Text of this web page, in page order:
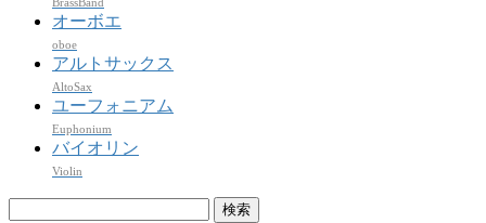
BrassBand
オーボエ
oboe
アルトサックス
AltoSax
ユーフォニアム
Euphonium
バイオリン
Violin